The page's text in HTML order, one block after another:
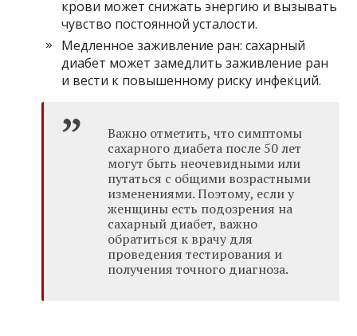
крови может снижать энергию и вызывать
чувство постоянной усталости.
Медленное заживление ран: сахарный
диабет может замедлить заживление ран
и вести к повышенному риску инфекций.
Важно отметить, что симптомы
сахарного диабета после 50 лет
могут быть неочевидными или
путаться с общими возрастными
изменениями. Поэтому, если у
женщины есть подозрения на
сахарный диабет, важно
обратиться к врачу для
проведения тестирования и
получения точного диагноза.